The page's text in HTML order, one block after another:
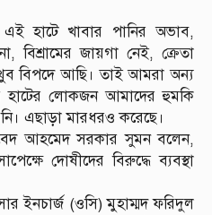
এই হাটে খাবার পানির অভাব,
বিশ্রামের জায়গা নেই, ক্রেতা
বিপদে আছি। তাই আমরা অন্য
হাটের লোকজন আমাদের হুমকি
এছাড়া মারধরও করেছে।
আহমেদ সরকার সুমন বলেন,
দোষীদের বিরুদ্ধে ব্যবস্থা
ইনচার্জ (ওসি) মুহাম্মদ ফরিদুল